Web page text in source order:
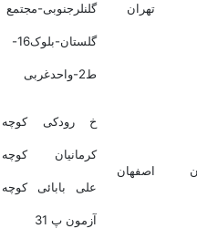
تهران گلنلرجنوبی-مجتمع
گلستان-بلوک16-
ط2-واحدغربی
اصفهان
خ رودکی کوچه
کرمانیان کوچه
علی بابائی کوچه
آزمون پ 31